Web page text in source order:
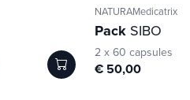
NATURAMedicatrix
Pack SIBO
2 x 60 capsules
€ 50,00